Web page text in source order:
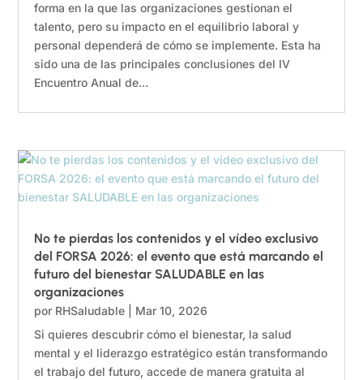
forma en la que las organizaciones gestionan el
talento, pero su impacto en el equilibrio laboral y
personal dependerá de cómo se implemente. Esta ha
sido una de las principales conclusiones del IV
Encuentro Anual de...
No te pierdas los contenidos y el vídeo exclusivo
del FORSA 2026: el evento que está marcando el
futuro del bienestar SALUDABLE en las
organizaciones
por RHSaludable
Mar 10, 2026
Si quieres descubrir cómo el bienestar, la salud
mental y el liderazgo estratégico están transformando
el trabajo del futuro, accede de manera gratuita al